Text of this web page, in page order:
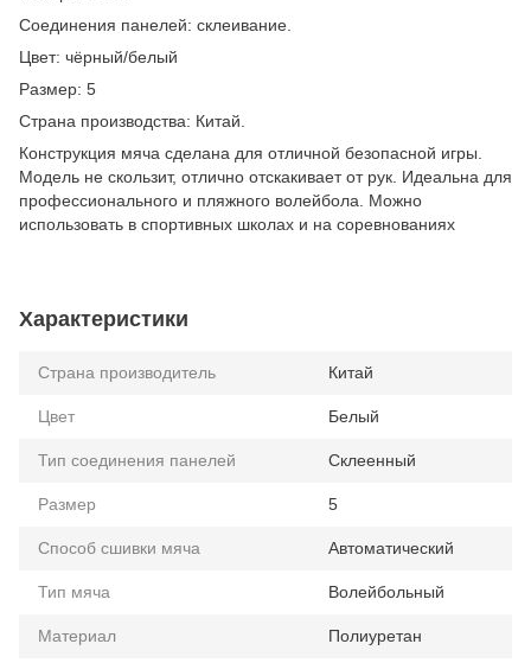
Соединения панелей: склеивание.
Цвет: чёрный/белый
Размер: 5
Страна производства: Китай.
Конструкция мяча сделана для отличной безопасной игры.
Модель не скользит, отлично отскакивает от рук. Идеальна для
профессионального и пляжного волейбола. Можно
использовать в спортивных школах и на соревнованиях
Характеристики
Страна производитель Китай
Цвет Белый
Тип соединения панелей Склеенный
Размер 5
Способ сшивки мяча Автоматический
Тип мяча Волейбольный
Материал Полиуретан